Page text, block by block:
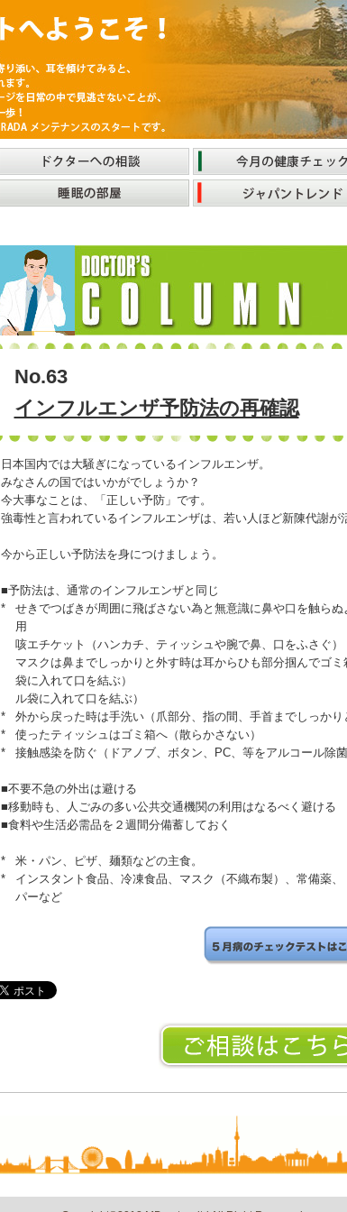
No.63
インフルエンザ予防法の再確認
日本国内では大騒ぎになっているインフルエンザ。
みなさんの国ではいかがでしょうか？
今大事なことは、「正しい予防」です。
強毒性と言われているインフルエンザは、若い人ほど新陳代謝が
今から正しい予防法を身につけましょう。
■予防法は、通常のインフルエンザと同じ
*
せきでつばきが周囲に飛ばさない為と無意識に鼻や口を触ら
用
咳エチケット（ハンカチ、ティッシュや腕で鼻、口をふさぐ）
マスクは鼻までしっかりと外す時は耳からひも部分掴んでゴ
袋に入れて口を結ぶ）
ル袋に入れて口を結ぶ）
*
外から戻った時は手洗い（爪部分、指の間、手首までしっかり
*
使ったティッシュはゴミ箱へ（散らかさない）
*
接触感染を防ぐ（ドアノブ、ボタン、PC、等をアルコール除菌
■不要不急の外出は避ける
■移動時も、人ごみの多い公共交通機関の利用はなるべく避ける
■食料や生活必需品を２週間分備蓄しておく
*
米・パン、ピザ、麺類などの主食。
*
インスタント食品、冷凍食品、マスク（不織布製）、常備薬、
パーなど